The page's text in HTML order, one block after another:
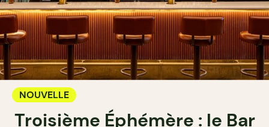
NOUVELLE
Troisième Éphémère : le Bar